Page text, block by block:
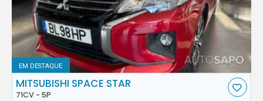
EM DESTAQUE
MITSUBISHI SPACE STAR
71CV - 5P